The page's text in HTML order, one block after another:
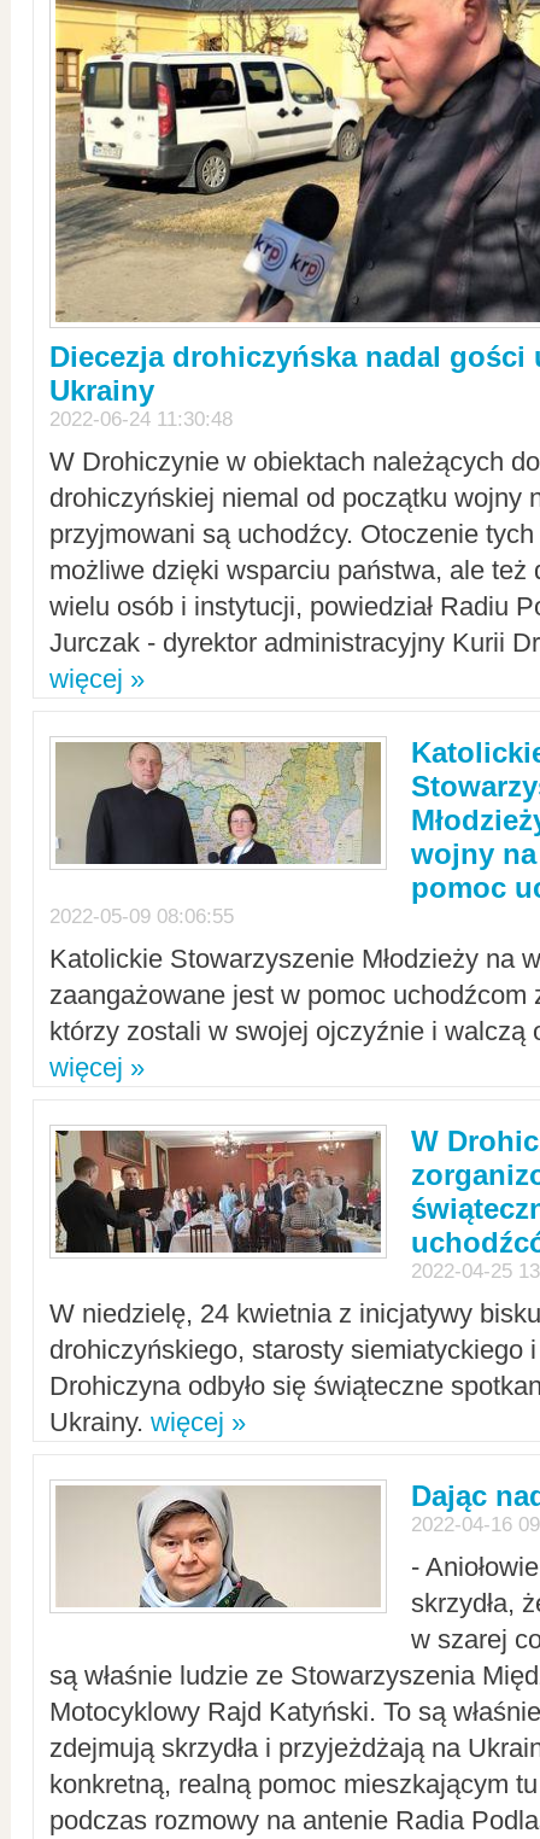
Diecezja drohiczyńska nadal gości
Ukrainy
2022-06-24 11:30:48
W Drohiczynie w obiektach należących
drohiczyńskiej niemal od początku wojny
przyjmowani są uchodźcy. Otoczenie
możliwe dzięki wsparciu państwa, ale też
wielu osób i instytucji, powiedział Radiu
Jurczak - dyrektor administracyjny Kurii
więcej »
wojny
pomoc
2022-05-09 08:06:55
Katolickie Stowarzyszenie Młodzieży na
zaangażowane jest w pomoc uchodźcom
którzy zostali w swojej ojczyźnie i walczą
więcej »
W
2022-04-25
W niedzielę, 24 kwietnia z inicjatywy
drohiczyńskiego, starosty siemiatyckiego
Drohiczyna odbyło się świąteczne
Ukrainy. więcej »
Dając
2022-04-16
-
skrzydła,
w szarej
są właśnie ludzie ze Stowarzyszenia
Motocyklowy Rajd Katyński. To są
zdejmują skrzydła i przyjeżdżają na
konkretną, realną pomoc mieszkającym
podczas rozmowy na antenie Radia